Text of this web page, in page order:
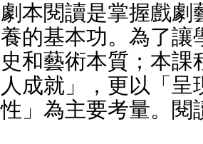
劇本閱讀是掌握戲劇
養的基本功。為了讓
史和藝術本質；本
人成就」，更以「
性」為主要考量。閱